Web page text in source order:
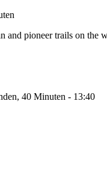
and pioneer trails on the
40 Minuten - 13:40